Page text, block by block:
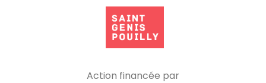
Action financée par